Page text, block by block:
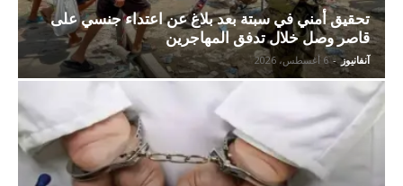
تحقيق أمني في سبتة بعد بلاغ عن اعتداء جنسي على
قاصر وصل خلال تدفق المهاجرين
آنفانيوز - 6 أغسطس، 2026